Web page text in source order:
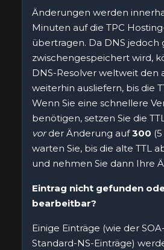
Änderungen werden
Minuten auf die TPC
übertragen. Da DNS jedoch
zwischengespeichert wird,
DNS-Resolver weltweit den
weiterhin ausliefern, bis die
Wenn Sie eine schnellere
benötigen, setzen Sie die
vorder Änderung auf300
warten Sie, bis die alte TTL
und nehmen Sie dann Ihre
Eintrag nicht gefunden
bearbeitbar?
Einige Einträge (wie der
Standard-NS-Einträge)